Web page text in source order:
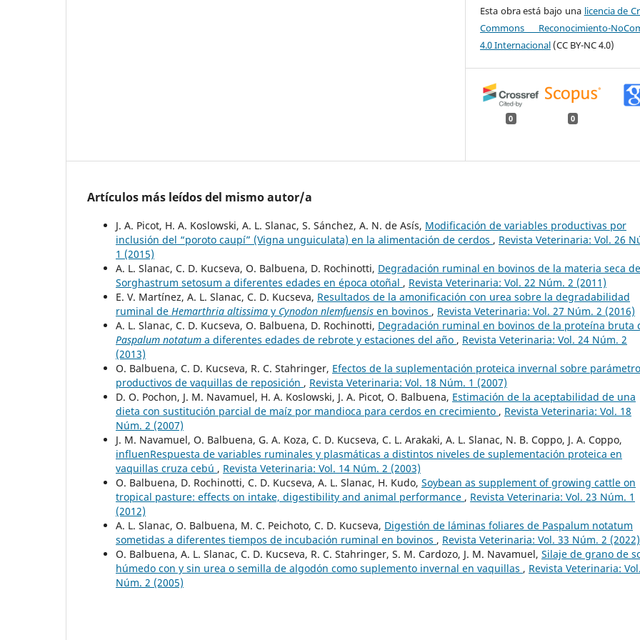
Esta obra está bajo una licencia de
Commons Reconocimiento-
4.0 Internacional (CC BY-NC 4.0)
0 0
Artículos más leídos del mismo autor/a
J. A. Picot, H. A. Koslowski, A. L. Slanac, S. Sánchez, A. N. de Asís, Modificación de variables productivas por
inclusión del “poroto caupí” (Vigna unguiculata) en la alimentación de cerdos , Revista Veterinaria: Vol. 26
1 (2015)
A. L. Slanac, C. D. Kucseva, O. Balbuena, D. Rochinotti, Degradación ruminal en bovinos de la materia seca de
Sorghastrum setosum a diferentes edades en época otoñal , Revista Veterinaria: Vol. 22 Núm. 2 (2011)
E. V. Martínez, A. L. Slanac, C. D. Kucseva, Resultados de la amonificación con urea sobre la degradabilidad
ruminal de Hemarthria altissima y Cynodon nlemfuensis en bovinos , Revista Veterinaria: Vol. 27 Núm. 2 (2016)
A. L. Slanac, C. D. Kucseva, O. Balbuena, D. Rochinotti, Degradación ruminal en bovinos de la proteína bruta
Paspalum notatum a diferentes edades de rebrote y estaciones del año , Revista Veterinaria: Vol. 24 Núm. 2
(2013)
O. Balbuena, C. D. Kucseva, R. C. Stahringer, Efectos de la suplementación proteica invernal sobre
productivos de vaquillas de reposición , Revista Veterinaria: Vol. 18 Núm. 1 (2007)
D. O. Pochon, J. M. Navamuel, H. A. Koslowski, J. A. Picot, O. Balbuena, Estimación de la aceptabilidad de una
dieta con sustitución parcial de maíz por mandioca para cerdos en crecimiento , Revista Veterinaria: Vol. 18
Núm. 2 (2007)
J. M. Navamuel, O. Balbuena, G. A. Koza, C. D. Kucseva, C. L. Arakaki, A. L. Slanac, N. B. Coppo, J. A. Coppo,
influenRespuesta de variables ruminales y plasmáticas a distintos niveles de suplementación proteica en
vaquillas cruza cebú , Revista Veterinaria: Vol. 14 Núm. 2 (2003)
O. Balbuena, D. Rochinotti, C. D. Kucseva, A. L. Slanac, H. Kudo, Soybean as supplement of growing cattle on
tropical pasture: effects on intake, digestibility and animal performance , Revista Veterinaria: Vol. 23 Núm. 1
(2012)
A. L. Slanac, O. Balbuena, M. C. Peichoto, C. D. Kucseva, Digestión de láminas foliares de Paspalum notatum
sometidas a diferentes tiempos de incubación ruminal en bovinos , Revista Veterinaria: Vol. 33 Núm. 2 (2022)
O. Balbuena, A. L. Slanac, C. D. Kucseva, R. C. Stahringer, S. M. Cardozo, J. M. Navamuel, Silaje de grano de
húmedo con y sin urea o semilla de algodón como suplemento invernal en vaquillas , Revista Veterinaria:
Núm. 2 (2005)